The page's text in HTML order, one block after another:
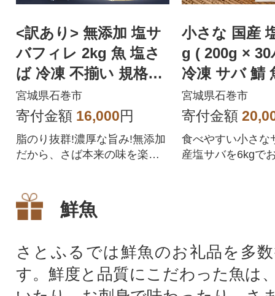
<訳あり> 無添加 塩サ
バフィレ 2kg 魚 塩さ
ば 冷凍 不揃い 規格外
焼き魚 切り身
宮城県石巻市
寄付金額 16,000円
脂のり抜群!濃厚な旨み!無添加
だから、さば本来の味を楽し
の食卓を、もっと美味しく!
小さな 国産
g ( 200g × 30パック )
冷凍 サバ 鯖
塩さば
宮城県石巻市
寄付金額
食べやすい小さな
産塩サバを6kgで
鮮魚
さとふるでは鮮魚のお礼品を多
す。鮮度と品質にこだわった魚は